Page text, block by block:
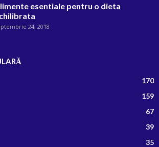
esentiale pentru o dieta
24, 2018
170
159
67
39
35